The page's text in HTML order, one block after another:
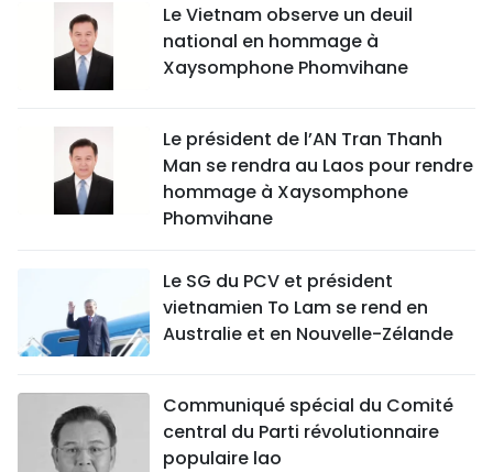
Le Vietnam observe un deuil
national en hommage à
Xaysomphone Phomvihane
Le président de l’AN Tran Thanh
Man se rendra au Laos pour rendre
hommage à Xaysomphone
Phomvihane
Le SG du PCV et président
vietnamien To Lam se rend en
Australie et en Nouvelle-Zélande
Communiqué spécial du Comité
central du Parti révolutionnaire
populaire lao